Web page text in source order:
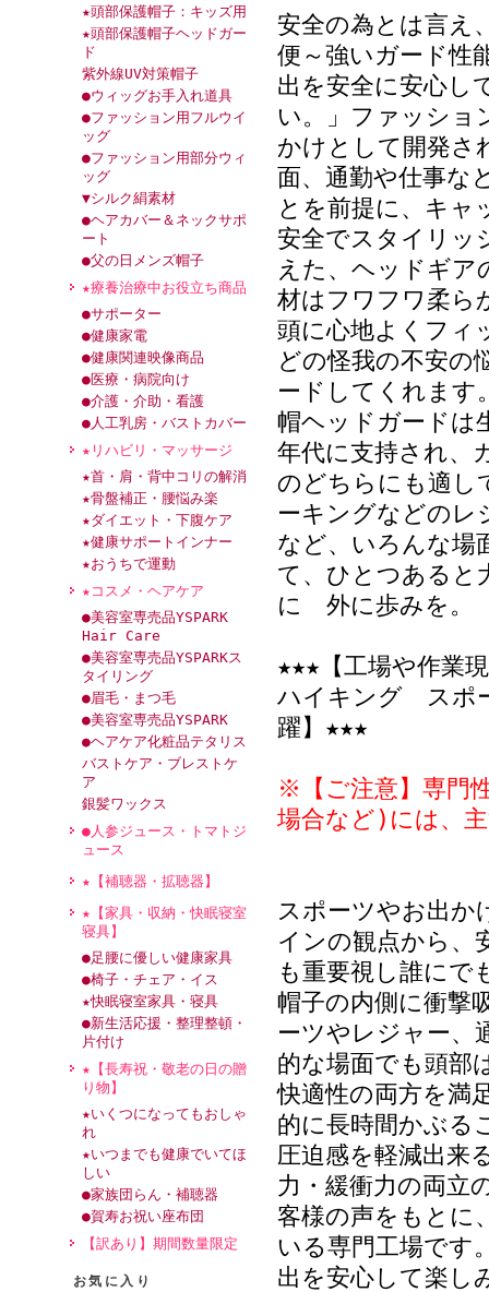
★頭部保護帽子：キッズ用
★頭部保護帽子ヘッドガー
ド
紫外線UV対策帽子
●ウィッグお手入れ道具
●ファッション用フルウイ
ッグ
●ファッション用部分ウィ
ッグ
▼シルク絹素材
●ヘアカバー＆ネックサポ
ート
●父の日メンズ帽子
★療養治療中お役立ち商品
●サポーター
●健康家電
●健康関連映像商品
●医療・病院向け
●介護・介助・看護
●人工乳房・バストカバー
★リハビリ・マッサージ
★首・肩・背中コリの解消
★骨盤補正・腰悩み楽
★ダイエット・下腹ケア
★健康サポートインナー
★おうちで運動
★コスメ・ヘアケア
●美容室専売品YSPARK
Hair Care
●美容室専売品YSPARKス
タイリング
●眉毛・まつ毛
●美容室専売品YSPARK
●ヘアケア化粧品テタリス
バストケア・ブレストケ
ア
銀髪ワックス
●人参ジュース・トマトジ
ュース
★【補聴器・拡聴器】
★【家具・収納・快眠寝室
寝具】
●足腰に優しい健康家具
●椅子・チェア・イス
★快眠寝室家具・寝具
●新生活応援・整理整頓・
片付け
★【長寿祝・敬老の日の贈
り物】
★いくつになってもおしゃ
れ
★いつまでも健康でいてほ
しい
●家族団らん・補聴器
●賀寿お祝い座布団
【訳あり】期間数量限定
お気に入り
安全の為とは言え
便～強いガード性
出を安全に安心し
い。」ファッショ
かけとして開発さ
面、通勤や仕事な
とを前提に、キャ
安全でスタイリッ
えた、ヘッドギア
材はフワフワ柔ら
頭に心地よくフィ
どの怪我の不安の
ードしてくれます
帽ヘッドガードは
年代に支持され、
のどちらにも適し
ーキングなどのレ
など、いろんな場
て、ひとつある
に 外に歩みを。
★★★【工場や作
ハイキング スポ
躍】★★★
※【ご注意】専門
場合など)には、
スポーツやお出か
インの観点から、
も重要視し誰にで
帽子の内側に衝撃
ーツやレジャー、
的な場面でも頭部
快適性の両方を満
的に長時間かぶる
圧迫感を軽減出来
力・緩衝力の両立
客様の声をもとに
いる専門工場です
出を安心して楽し